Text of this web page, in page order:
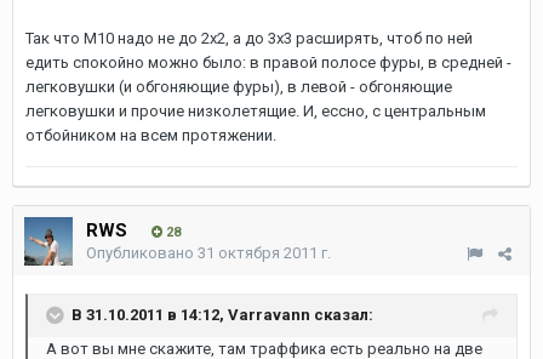
Так что М10 надо не до 2х2, а до 3х3 расширять, чтоб по ней
едить спокойно можно было: в правой полосе фуры, в средней -
легковушки (и обгоняющие фуры), в левой - обгоняющие
легковушки и прочие низколетящие. И, ессно, с центральным
отбойником на всем протяжении.
RWS 28
Опубликовано 31 октября 2011 г.
В 31.10.2011 в 14:12, Varravann сказал:
А вот вы мне скажите, там траффика есть реально на две